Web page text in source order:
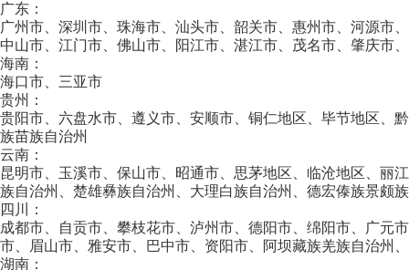
广东：
广州市、深圳市、珠海市、汕头市、韶关市、惠州市、河源市
中山市、江门市、佛山市、阳江市、湛江市、茂名市、肇庆市
海南：
海口市、三亚市
贵州：
贵阳市、六盘水市、遵义市、安顺市、铜仁地区、毕节地区、
族苗族自治州
云南：
昆明市、玉溪市、保山市、昭通市、思茅地区、临沧地区、丽
族自治州、楚雄彝族自治州、大理白族自治州、德宏傣族景颇
四川：
成都市、自贡市、攀枝花市、泸州市、德阳市、绵阳市、广元
市、眉山市、雅安市、巴中市、资阳市、阿坝藏族羌族自治州
湖南：